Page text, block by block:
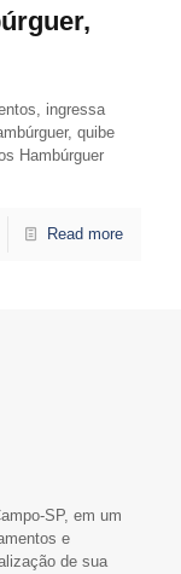
ingressa
quibe
Hambúrguer
Read more
SP, em um
e
de sua